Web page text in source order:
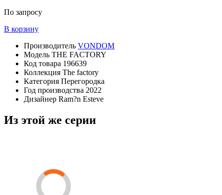
По запросу
В корзину
Производитель VONDOM
Модель THE FACTORY
Код товара 196639
Коллекция The factory
Категория Перегородка
Год производства 2022
Дизайнер Ram?n Esteve
Из этой же серии